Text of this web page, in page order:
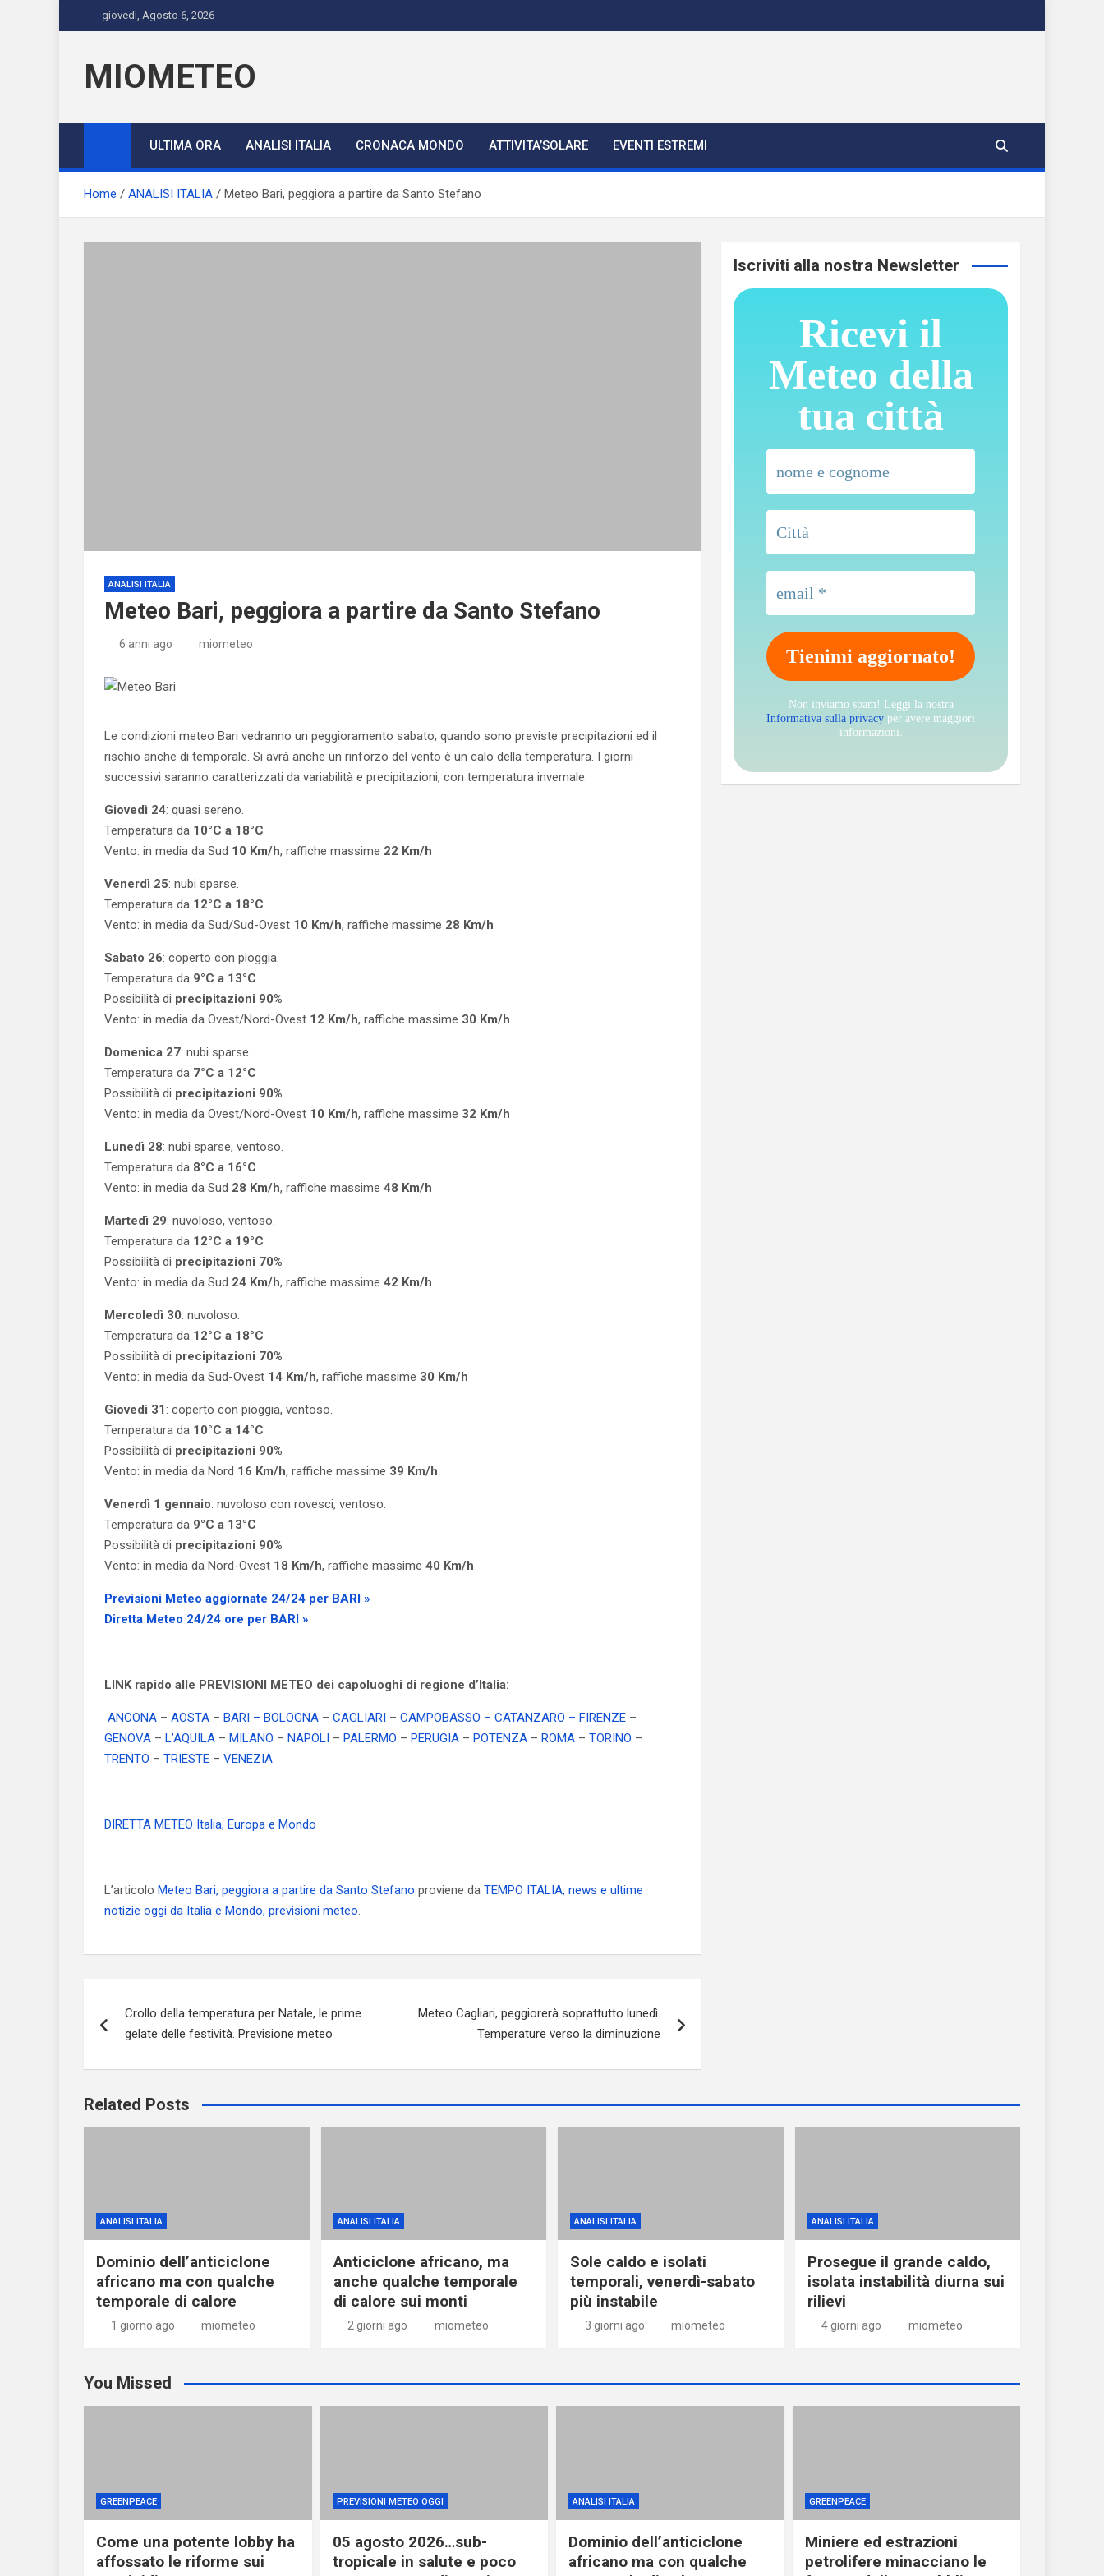
to
giovedì, Agosto 6, 2026
MIOMETEO
ULTIMA ORA ANALISI ITALIA CRONACA MONDO ATTIVITA’SOLARE EVENTI ESTREMI
Home ANALISI ITALIA Meteo Bari, peggiora a partire da Santo Stefano
ANALISI ITALIA
Meteo Bari, peggiora a partire da Santo Stefano
6 anni ago miometeo
Le condizioni meteo Bari vedranno un peggioramento sabato, quando sono previste precipitazioni ed il
rischio anche di temporale. Si avrà anche un rinforzo del vento è un calo della temperatura. I giorni
successivi saranno caratterizzati da variabilità e precipitazioni, con temperatura invernale.
Giovedì 24: quasi sereno.
Temperatura da 10°C a 18°C
Vento: in media da Sud 10 Km/h, raffiche massime 22 Km/h
Venerdì 25: nubi sparse.
Temperatura da 12°C a 18°C
Vento: in media da Sud/Sud-Ovest 10 Km/h, raffiche massime 28 Km/h
Sabato 26: coperto con pioggia.
Temperatura da 9°C a 13°C
Possibilità di precipitazioni 90%
Vento: in media da Ovest/Nord-Ovest 12 Km/h, raffiche massime 30 Km/h
Domenica 27: nubi sparse.
Temperatura da 7°C a 12°C
Possibilità di precipitazioni 90%
Vento: in media da Ovest/Nord-Ovest 10 Km/h, raffiche massime 32 Km/h
Lunedì 28: nubi sparse, ventoso.
Temperatura da 8°C a 16°C
Vento: in media da Sud 28 Km/h, raffiche massime 48 Km/h
Martedì 29: nuvoloso, ventoso.
Temperatura da 12°C a 19°C
Possibilità di precipitazioni 70%
Vento: in media da Sud 24 Km/h, raffiche massime 42 Km/h
Mercoledì 30: nuvoloso.
Temperatura da 12°C a 18°C
Possibilità di precipitazioni 70%
Vento: in media da Sud-Ovest 14 Km/h, raffiche massime 30 Km/h
Giovedì 31: coperto con pioggia, ventoso.
Temperatura da 10°C a 14°C
Possibilità di precipitazioni 90%
Vento: in media da Nord 16 Km/h, raffiche massime 39 Km/h
Venerdì 1 gennaio: nuvoloso con rovesci, ventoso.
Temperatura da 9°C a 13°C
Possibilità di precipitazioni 90%
Vento: in media da Nord-Ovest 18 Km/h, raffiche massime 40 Km/h
Previsioni Meteo aggiornate 24/24 per BARI »
Diretta Meteo 24/24 ore per BARI »
LINK rapido alle PREVISIONI METEO dei capoluoghi di regione d’Italia:
ANCONA – AOSTA – BARI – BOLOGNA – CAGLIARI – CAMPOBASSO – CATANZARO – FIRENZE –
GENOVA – L’AQUILA – MILANO – NAPOLI – PALERMO – PERUGIA – POTENZA – ROMA – TORINO –
TRENTO – TRIESTE – VENEZIA
DIRETTA METEO Italia, Europa e Mondo
L’articolo Meteo Bari, peggiora a partire da Santo Stefano proviene da TEMPO ITALIA, news e ultime
notizie oggi da Italia e Mondo, previsioni meteo.
articoli
Crollo della temperatura per Natale, le prime
gelate delle festività. Previsione meteo
Meteo Cagliari, peggiorerà soprattutto lunedì.
Temperature verso la diminuzione
Iscriviti alla nostra Newsletter
Ricevi il
Meteo della
tua città
Non inviamo spam! Leggi la nostra
Informativa sulla privacy per avere maggiori
informazioni.
Related Posts
ANALISI ITALIA
Dominio dell’anticiclone
africano ma con qualche
temporale di calore
1 giorno ago miometeo
ANALISI ITALIA
Anticiclone africano, ma
anche qualche temporale
di calore sui monti
2 giorni ago miometeo
ANALISI ITALIA
Sole caldo e isolati
temporali, venerdì-sabato
più instabile
3 giorni ago miometeo
ANALISI ITALIA
Prosegue il grande caldo,
isolata instabilità diurna sui
rilievi
4 giorni ago miometeo
You Missed
GREENPEACE
Come una potente lobby ha
affossato le riforme sui
PREVISIONI METEO OGGI
05 agosto 2026…sub-
tropicale in salute e poco
ANALISI ITALIA
Dominio dell’anticiclone
africano ma con qualche
GREENPEACE
Miniere ed estrazioni
petrolifere minacciano le